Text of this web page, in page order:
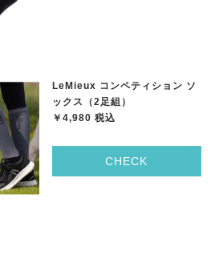
LeMieux コンペティション ソ
ックス（2足組）
￥4,980 税込
CHECK